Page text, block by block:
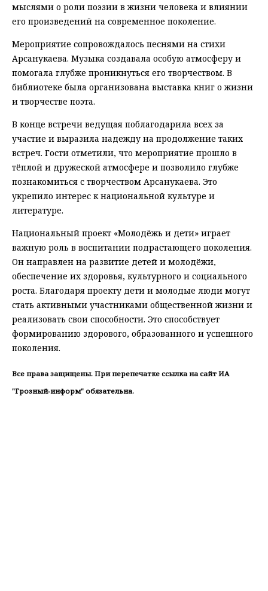
мыслями о роли поэзии в жизни человека и влиянии
его произведений на современное поколение.
Мероприятие сопровождалось песнями на стихи
Арсанукаева. Музыка создавала особую атмосферу и
помогала глубже проникнуться его творчеством. В
библиотеке была организована выставка книг о жизни
и творчестве поэта.
В конце встречи ведущая поблагодарила всех за
участие и выразила надежду на продолжение таких
встреч. Гости отметили, что мероприятие прошло в
тёплой и дружеской атмосфере и позволило глубже
познакомиться с творчеством Арсанукаева. Это
укрепило интерес к национальной культуре и
литературе.
Национальный проект «Молодёжь и дети» играет
важную роль в воспитании подрастающего поколения.
Он направлен на развитие детей и молодёжи,
обеспечение их здоровья, культурного и социального
роста. Благодаря проекту дети и молодые люди могут
стать активными участниками общественной жизни и
реализовать свои способности. Это способствует
формированию здорового, образованного и успешного
поколения.
Все права защищены. При перепечатке ссылка на сайт ИА
"Грозный-информ" обязательна.